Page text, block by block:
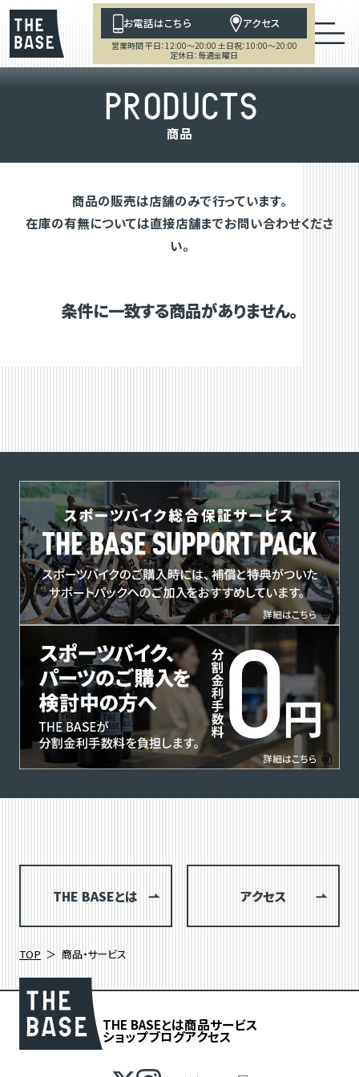
お電話はこちら アクセス
営業時間 平日：12:00～20:00 土日祝：10:00～20:00
定休日：毎週金曜日
PRODUCTS
商品
商品の販売は店舗のみで行っています。
在庫の有無については直接店舗までお問い合わせくださ
い。
条件に一致する商品がありません。
THE BASEとは アクセス
TOP 商品・サービス
THE BASEとは商品サービス
ショップブログアクセス